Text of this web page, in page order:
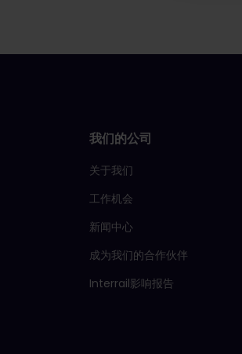
我们的公司
关于我们
工作机会
新闻中心
成为我们的合作伙伴
Interrail影响报告